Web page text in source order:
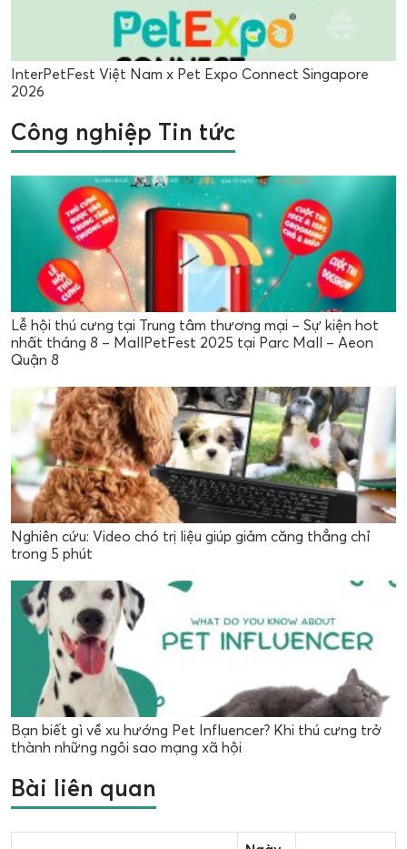
InterPetFest Việt Nam x Pet Expo Connect Singapore
2026
Công nghiệp Tin tức
Lễ hội thú cưng tại Trung tâm thương mại – Sự kiện hot
nhất tháng 8 – MallPetFest 2025 tại Parc Mall – Aeon
Quận 8
Nghiên cứu: Video chó trị liệu giúp giảm căng thẳng chỉ
trong 5 phút
Bạn biết gì về xu hướng Pet Influencer? Khi thú cưng trở
thành những ngôi sao mạng xã hội
Bài liên quan